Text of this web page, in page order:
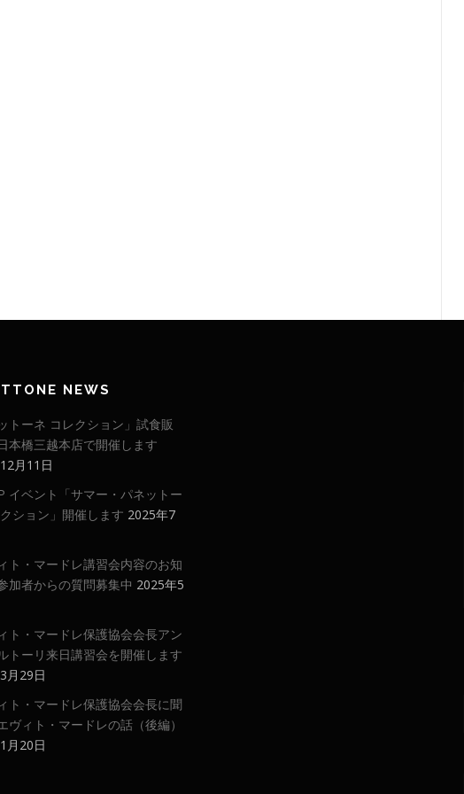
NEWS
トーネ コレクション」試食販
本橋三越本店で開催します
月11日
イベント「サマー・パネットー
ション」開催します 2025年7
ト・マードレ講習会内容のお知
加者からの質問募集中 2025年5
ト・マードレ保護協会会長アン
トーリ来日講習会を開催します
月29日
ト・マードレ保護協会会長に聞
ヴィト・マードレの話（後編）
月20日